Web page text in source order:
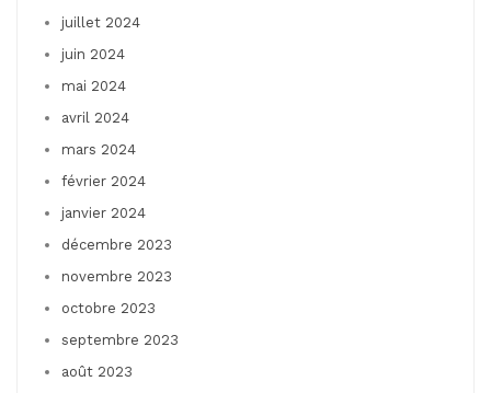
juillet 2024
juin 2024
mai 2024
avril 2024
mars 2024
février 2024
janvier 2024
décembre 2023
novembre 2023
octobre 2023
septembre 2023
août 2023